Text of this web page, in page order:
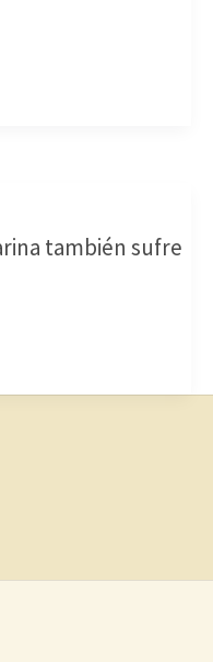
también sufre